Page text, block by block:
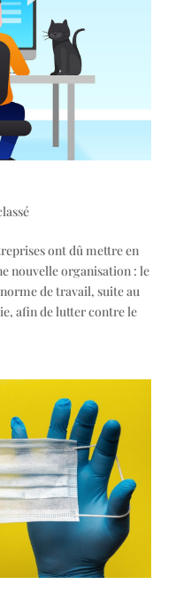
ont dû mettre en
nouvelle organisation : le
de travail, suite au
afin de lutter contre le